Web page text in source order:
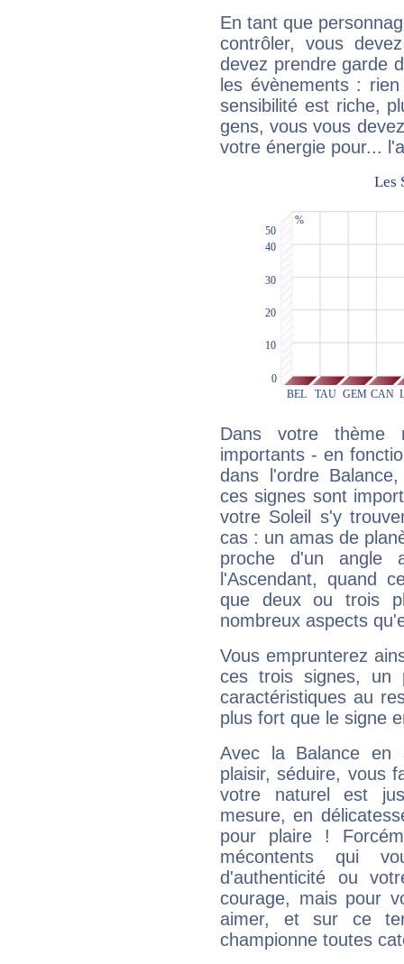
En tant que
contrôler, vous
devez prendre garde
les évènements :
sensibilité est riche,
gens, vous vous
votre énergie pour...
Dans votre thème
importants - en
dans l'ordre
ces signes sont
votre Soleil s'y
cas : un amas de
proche d'un
l'Ascendant, quand
que deux ou trois
nombreux aspects
Vous emprunterez
ces trois signes, un
caractéristiques au
plus fort que le signe
Avec la Balance en
plaisir, séduire, vous
votre naturel est
mesure, en
pour plaire !
mécontents qui
d'authenticité ou
courage, mais pour
aimer, et sur ce
championne toutes